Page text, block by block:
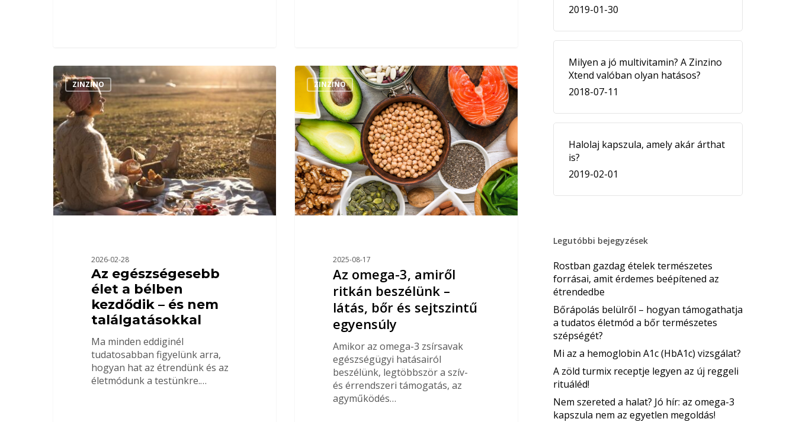
ZINZINO
2026-02-28
Az egészségesebb
élet a bélben
kezdődik – és nem
találgatásokkal
Ma minden eddiginél
tudatosabban figyelünk arra,
hogyan hat az étrendünk és az
életmódunk a testünkre.…
ZINZINO
2025-08-17
Az omega-3, amiről
ritkán beszélünk –
látás, bőr és sejtszintű
egyensúly
Amikor az omega-3 zsírsavak
egészségügyi hatásairól
beszélünk, legtöbbször a szív-
és érrendszeri támogatás, az
agyműködés…
2019-01-30
Milyen a jó multivitamin? A Zinzino
Xtend valóban olyan hatásos?
2018-07-11
Halolaj kapszula, amely akár árthat
is?
2019-02-01
Legutóbbi bejegyzések
Rostban gazdag ételek természetes
forrásai, amit érdemes beépítened az
étrendedbe
Bőrápolás belülről – hogyan támogathatja
a tudatos életmód a bőr természetes
szépségét?
Mi az a hemoglobin A1c (HbA1c) vizsgálat?
A zöld turmix receptje legyen az új reggeli
rituáléd!
Nem szereted a halat? Jó hír: az omega-3
kapszula nem az egyetlen megoldás!